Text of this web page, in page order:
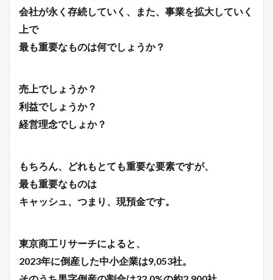
会社が永く存続していく、また、事業を拡大していく
上で
最も重要なものは何でしょうか？
売上でしょうか？
利益でしょうか？
経営理念でしょか？
もちろん、どれもとても重要な要素ですが、
最も重要なものは
キャッシュ、つまり、現預金です。
東京商工リサーチによると、
2023年に倒産した中小企業は9,053社。